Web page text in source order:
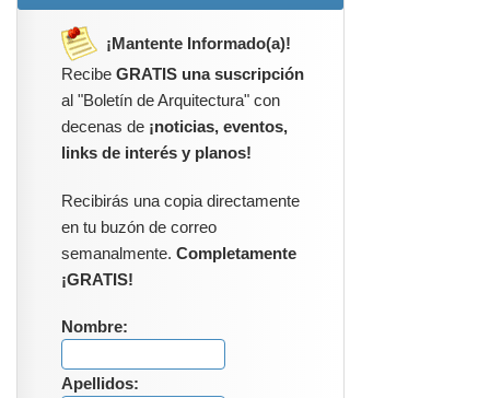
¡Mantente Informado(a)!
Recibe GRATIS una suscripción
al "Boletín de Arquitectura" con
decenas de ¡noticias, eventos,
links de interés y planos!
Recibirás una copia directamente
en tu buzón de correo
semanalmente. Completamente
¡GRATIS!
Nombre:
Apellidos: